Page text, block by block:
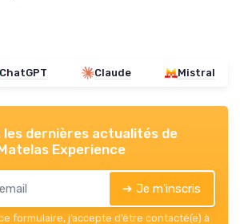
ChatGPT Claude Mistral
les dernières actualités de
Experience
➔ Je m'inscris
formulaire, j’accepte d’être contacté(e) à